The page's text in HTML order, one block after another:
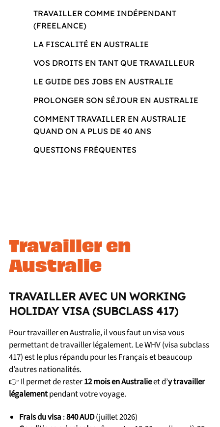
TRAVAILLER COMME INDÉPENDANT
(FREELANCE)
LA FISCALITÉ EN AUSTRALIE
VOS DROITS EN TANT QUE TRAVAILLEUR
LE GUIDE DES JOBS EN AUSTRALIE
PROLONGER SON SÉJOUR EN AUSTRALIE
COMMENT TRAVAILLER EN AUSTRALIE
QUAND ON A PLUS DE 40 ANS
QUESTIONS FRÉQUENTES
Travailler en
Australie
TRAVAILLER AVEC UN WORKING
HOLIDAY VISA (SUBCLASS 417)
Pour travailler en Australie, il vous faut un visa vous
permettant de travailler légalement. Le WHV (visa subclass
417) est le plus répandu pour les Français et beaucoup
d’autres nationalités.
👉 Il permet de rester12 mois en Australieet d’y travailler
légalementpendant votre voyage.
Frais du visa :840 AUD(juillet 2026)